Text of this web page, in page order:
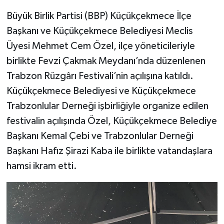
Büyük Birlik Partisi (BBP) Küçükçekmece İlçe
Başkanı ve Küçükçekmece Belediyesi Meclis
Üyesi Mehmet Cem Özel, ilçe yöneticileriyle
birlikte Fevzi Çakmak Meydanı’nda düzenlenen
Trabzon Rüzgârı Festivali’nin açılışına katıldı.
Küçükçekmece Belediyesi ve Küçükçekmece
Trabzonlular Derneği işbirliğiyle organize edilen
festivalin açılışında Özel, Küçükçekmece Belediye
Başkanı Kemal Çebi ve Trabzonlular Derneği
Başkanı Hafız Şirazi Kaba ile birlikte vatandaşlara
hamsi ikram etti.